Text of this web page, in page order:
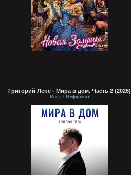
Григорий Лепс - Мира в дом. Часть 2 (2026)
Rock / Неформат